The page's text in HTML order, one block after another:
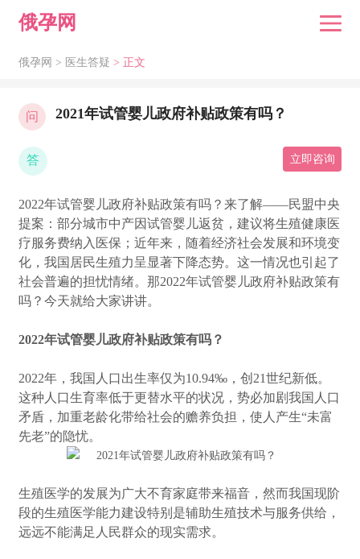
俄孕网
俄孕网 > 医生答疑 > 正文
问 2021年试管婴儿政府补贴政策有吗？
答 立即咨询
2022年试管婴儿政府补贴政策有吗？来了解——民盟中央
提案：部分城市中产因试管婴儿返贫，建议将生殖健康医
疗服务费纳入医保；近年来，随着经济社会发展和环境变
化，我国居民生殖力呈显著下降态势。这一情况也引起了
社会普遍的担忧情绪。那2022年试管婴儿政府补贴政策有
吗？今天就给大家讲讲。
2022年试管婴儿政府补贴政策有吗？
2022年，我国人口出生率仅为10.94‰，创21世纪新低。
这种人口生育率低于更替水平的状况，势必加剧我国人口
矛盾，加重老龄化带给社会的赡养负担，使人产生“未富
先老”的隐忧。
生殖医学的发展为广大不育家庭带来福音，然而我国现阶
段的生殖医学能力建设特别是辅助生殖技术与服务供给，
远远不能满足人民群众的现实需求。